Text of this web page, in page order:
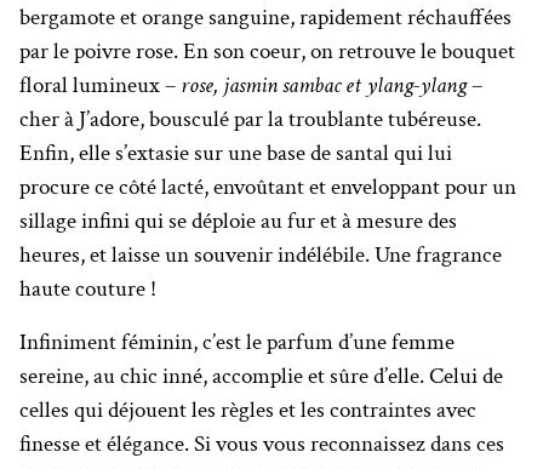
bergamote et orange sanguine, rapidement réchauffées
par le poivre rose. En son coeur, on retrouve le bouquet
floral lumineux – rose, jasmin sambac et ylang-ylang–
cher à J’adore, bousculé par la troublante tubéreuse.
Enfin, elle s’extasie sur une base de santal qui lui
procure ce côté lacté, envoûtant et enveloppant pour un
sillage infini qui se déploie au fur et à mesure des
heures, et laisse un souvenir indélébile. Une fragrance
haute couture !
Infiniment féminin, c’est le parfum d’une femme
sereine, au chic inné, accomplie et sûre d’elle. Celui de
celles qui déjouent les règles et les contraintes avec
finesse et élégance. Si vous vous reconnaissez dans ces